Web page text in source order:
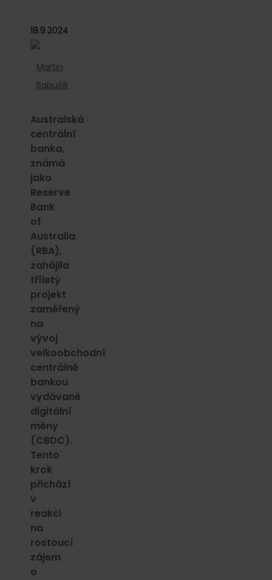
18.9.2024
Martin
Babušík
Australská
centrální
banka,
známá
jako
Reserve
Bank
of
Australia
(RBA),
zahájila
tříletý
projekt
zaměřený
na
vývoj
velkoobchodní
centrálně
bankou
vydávané
digitální
měny
(CBDC).
Tento
krok
přichází
v
reakci
na
rostoucí
zájem
o